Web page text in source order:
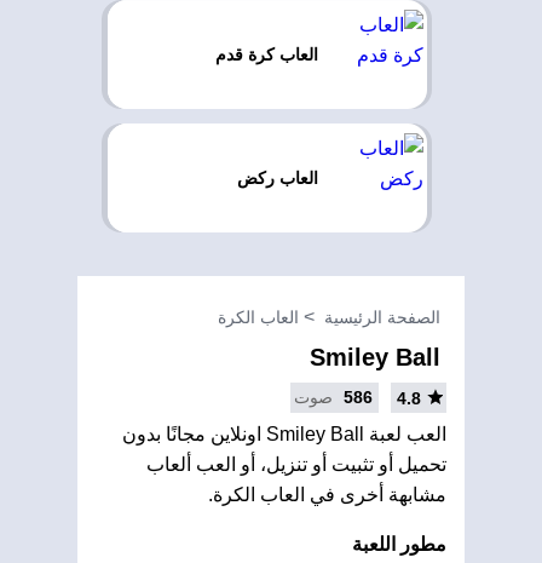
العاب كرة قدم
العاب ركض
الصفحة الرئيسية العاب الكرة
Smiley Ball
4.8
586 صوت
العب لعبة Smiley Ball اونلاين مجانًا بدون
تحميل أو تثبيت أو تنزيل، أو العب ألعاب
مشابهة أخرى في العاب الكرة.
مطور اللعبة